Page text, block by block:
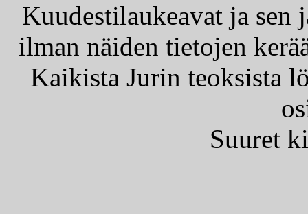
Kuudestilaukeavat ja sen
ilman näiden tietojen
Kaikista Jurin teoksista
Suuret